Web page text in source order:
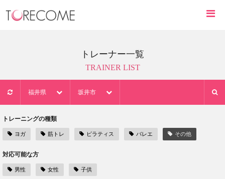
トレーナー一覧
TRAINER LIST
福井県 坂井市
トレーニングの種類
ヨガ 筋トレ ピラティス バレエ その他
対応可能な方
男性 女性 子供